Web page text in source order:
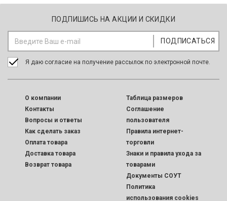
ПОДПИШИСЬ НА АКЦИИ И СКИДКИ
Я даю согласие на получение рассылок по электронной почте.
O компании
Контакты
Вопросы и ответы
Как сделать заказ
Оплата товара
Доставка товара
Возврат товара
Таблица размеров
Соглашение
пользователя
Правила интернет-
торговли
Знаки и правила ухода за
товарами
Документы СОУТ
Политика
использования cookies